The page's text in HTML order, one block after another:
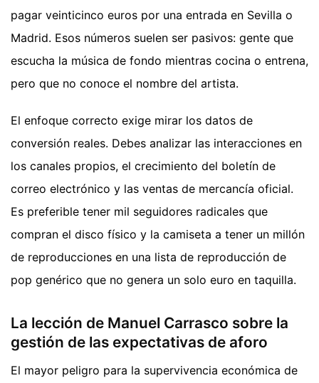
pagar veinticinco euros por una entrada en Sevilla o
Madrid. Esos números suelen ser pasivos: gente que
escucha la música de fondo mientras cocina o entrena,
pero que no conoce el nombre del artista.
El enfoque correcto exige mirar los datos de
conversión reales. Debes analizar las interacciones en
los canales propios, el crecimiento del boletín de
correo electrónico y las ventas de mercancía oficial.
Es preferible tener mil seguidores radicales que
compran el disco físico y la camiseta a tener un millón
de reproducciones en una lista de reproducción de
pop genérico que no genera un solo euro en taquilla.
La lección de Manuel Carrasco sobre la
gestión de las expectativas de aforo
El mayor peligro para la supervivencia económica de